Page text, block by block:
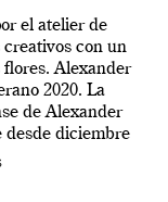
el atelier de
creativos con un
Alexander
2020. La
de Alexander
desde diciembre
[…]